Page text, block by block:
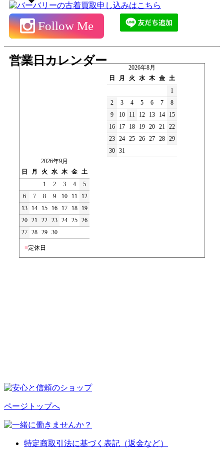
Follow Me
営業日カレンダー
2026年8月
日
月 火 水 木 金 土
1
2
3 4 5 6 7
8
9
10 11 12 13 14
15
16
17 18 19 20 21 22
23 24 25 26 27 28 29
30 31
2026年9月
日
月 火 水 木 金 土
1
2 3 4
5
6
7 8 9 10 11
12
13
14 15 16 17 18
19
20 21 22 23 24 25 26
27 28 29 30
■定休日
ページトップへ
特定商取引法に基づく表記（返金など）